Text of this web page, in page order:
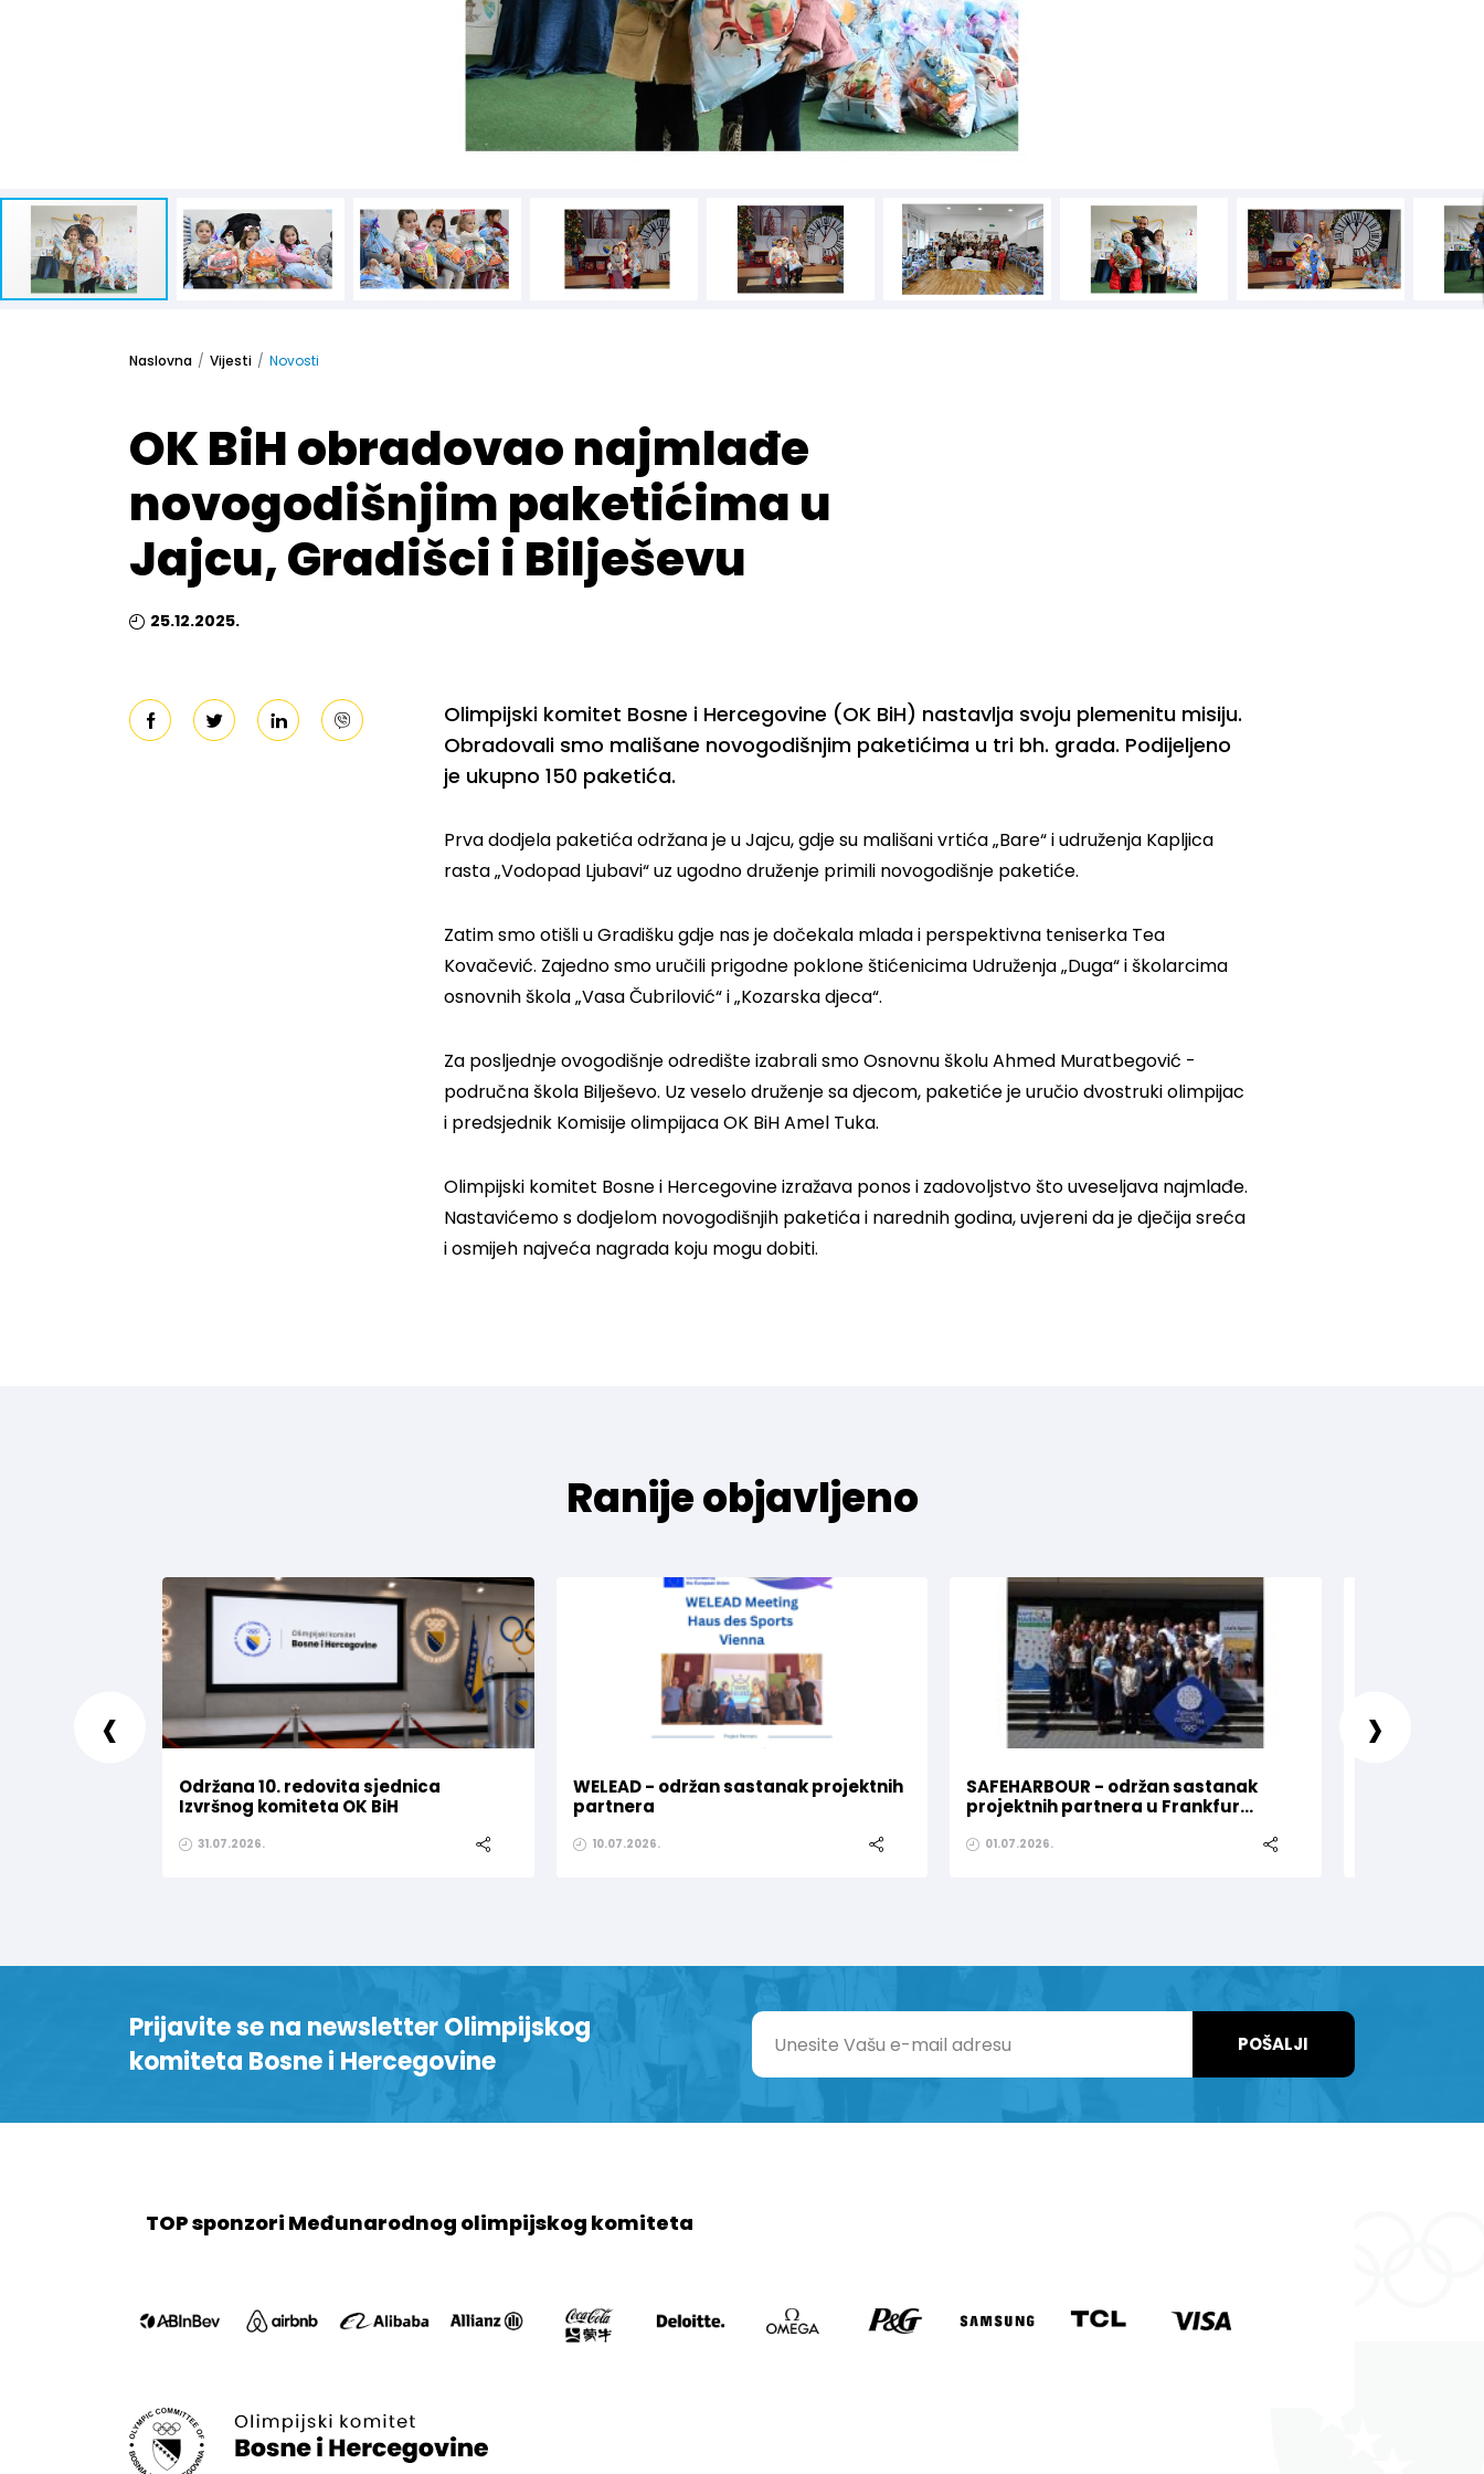
Naslovna Vijesti Novosti
OK BiH obradovao najmlađe
novogodišnjim paketićima u
Jajcu, Gradišci i Bilješevu
25.12.2025.
Olimpijski komitet Bosne i Hercegovine (OK BiH) nastavlja svoju plemenitu misiju.
Obradovali smo mališane novogodišnjim paketićima u tri bh. grada. Podijeljeno
je ukupno 150 paketića.
Prva dodjela paketića održana je u Jajcu, gdje su mališani vrtića „Bare“ i udruženja Kapljica
rasta „Vodopad Ljubavi“ uz ugodno druženje primili novogodišnje paketiće.
Zatim smo otišli u Gradišku gdje nas je dočekala mlada i perspektivna teniserka Tea
Kovačević. Zajedno smo uručili prigodne poklone štićenicima Udruženja „Duga“ i školarcima
osnovnih škola „Vasa Čubrilović“ i „Kozarska djeca“.
Za posljednje ovogodišnje odredište izabrali smo Osnovnu školu Ahmed Muratbegović -
područna škola Bilješevo. Uz veselo druženje sa djecom, paketiće je uručio dvostruki olimpijac
i predsjednik Komisije olimpijaca OK BiH Amel Tuka.
Olimpijski komitet Bosne i Hercegovine izražava ponos i zadovoljstvo što uveseljava najmlađe.
Nastavićemo s dodjelom novogodišnjih paketića i narednih godina, uvjereni da je dječija sreća
i osmijeh najveća nagrada koju mogu dobiti.
Ranije objavljeno
Održana 10. redovita sjednica
Izvršnog komiteta OK BiH
31.07.2026.
WELEAD - održan sastanak projektnih
partnera
10.07.2026.
SAFEHARBOUR - održan sastanak
projektnih partnera u Frankfur...
01.07.2026.
‹ ›
Prijavite se na newsletter Olimpijskog
komiteta Bosne i Hercegovine
POŠALJI
TOP sponzori Međunarodnog olimpijskog komiteta